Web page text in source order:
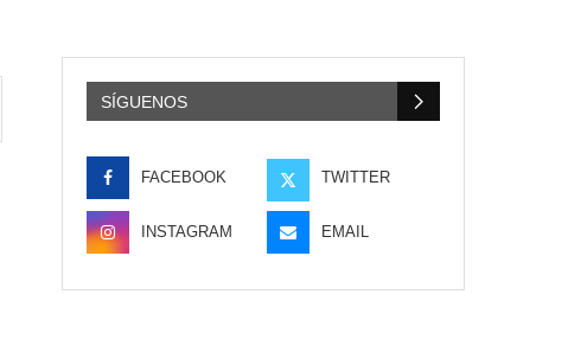
SÍGUENOS
FACEBOOK TWITTER
INSTAGRAM EMAIL